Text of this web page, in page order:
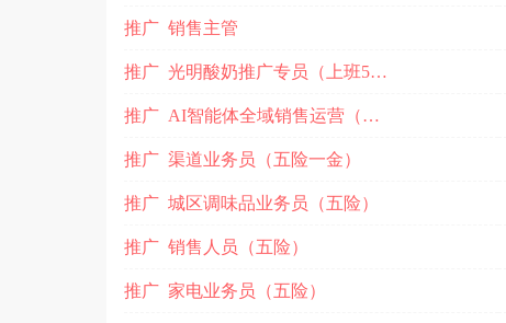
推广 销售主管
推广 光明酸奶推广专员（上班5小时）
推广 AI智能体全域销售运营（五险）
推广 渠道业务员（五险一金）
推广 城区调味品业务员（五险）
推广 销售人员（五险）
推广 家电业务员（五险）